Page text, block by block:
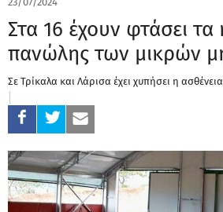
Στα 16 έχουν φτάσει
πανώλης των μικρών
Σε Τρίκαλα και Λάρισα έχει χυπήσει η